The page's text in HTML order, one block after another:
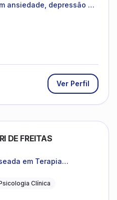
ansiedade, depressão e
Ver Perfil
DE FREITAS
em Terapia
Clínica